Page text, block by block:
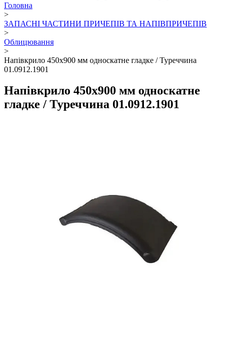
Головна
>
ЗАПАСНІ ЧАСТИНИ ПРИЧЕПІВ ТА НАПІВПРИЧЕПІВ
>
Облицювання
>
Напівкрило 450х900 мм односкатне гладке / Туреччина
01.0912.1901
Напівкрило 450х900 мм односкатне
гладке / Туреччина 01.0912.1901